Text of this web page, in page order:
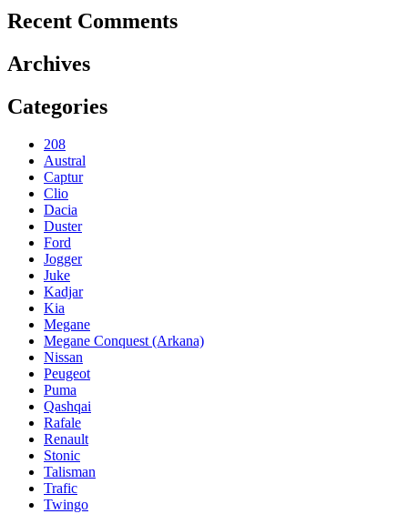
Recent Comments
Archives
Categories
208
Austral
Captur
Clio
Dacia
Duster
Ford
Jogger
Juke
Kadjar
Kia
Megane
Megane Conquest (Arkana)
Nissan
Peugeot
Puma
Qashqai
Rafale
Renault
Stonic
Talisman
Trafic
Twingo